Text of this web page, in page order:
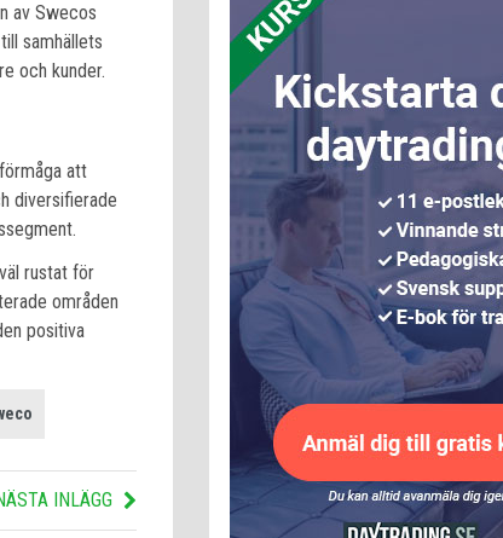
av Swecos
samhällets
och kunder.
att
diversifierade
rustat för
områden
positiva
INLÄGG